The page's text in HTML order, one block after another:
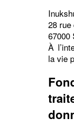
28 rue
67000
À
la vie